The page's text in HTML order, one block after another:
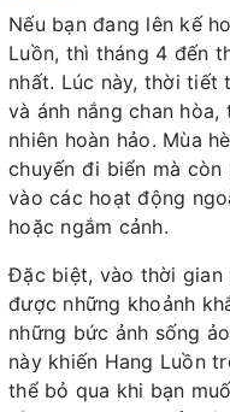
Nếu bạn đang lên kế
Luồn, thì tháng 4 đến
nhất. Lúc này, thời tiết
và ánh nắng chan
nhiên hoàn hảo. Mùa
chuyến đi biển mà
vào các hoạt động
hoặc ngắm cảnh.
Đặc biệt, vào thời gian
được những khoảnh
những bức ảnh sống
này khiến Hang Luồn
thể bỏ qua khi bạn